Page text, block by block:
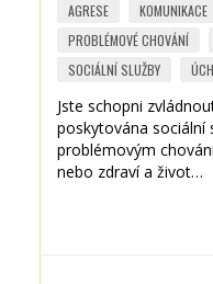
AGRESE KOMUNIKACE
PROBLÉMOVÉ CHOVÁNÍ
SOCIÁLNÍ SLUŽBY
Jste schopni
poskytována sociální
problémovým
nebo zdraví a život…